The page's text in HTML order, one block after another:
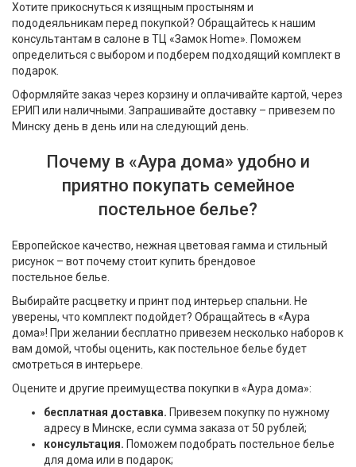
Хотите прикоснуться к изящным простыням и
пододеяльникам перед покупкой? Обращайтесь к нашим
консультантам в салоне в ТЦ «Замок Home». Поможем
определиться с выбором и подберем подходящий комплект в
подарок.
Оформляйте заказ через корзину и оплачивайте картой, через
ЕРИП или наличными. Запрашивайте доставку – привезем по
Минску день в день или на следующий день.
Почему в «Аура дома» удобно и
приятно покупать семейное
постельное белье?
Европейское качество, нежная цветовая гамма и стильный
рисунок – вот почему стоит купить брендовое
постельное белье.
Выбирайте расцветку и принт под интерьер спальни. Не
уверены, что комплект подойдет? Обращайтесь в «Аура
дома»! При желании бесплатно привезем несколько наборов к
вам домой, чтобы оценить, как постельное белье будет
смотреться в интерьере.
Оцените и другие преимущества покупки в «Аура дома»:
бесплатная доставка. Привезем покупку по нужному
адресу в Минске, если сумма заказа от 50 рублей;
консультация. Поможем подобрать постельное белье
для дома или в подарок;